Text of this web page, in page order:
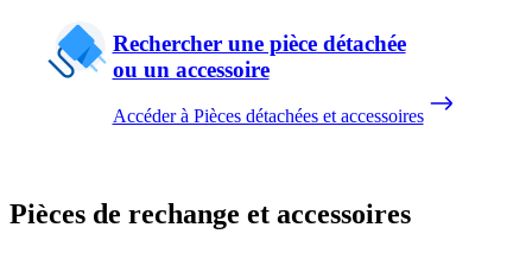
Rechercher une pièce détachée
ou un accessoire
Accéder à Pièces détachées et accessoires
Pièces de rechange et accessoires